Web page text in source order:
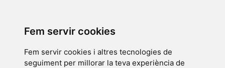
Fem servir cookies
Fem servir cookies i altres tecnologies de
seguiment per millorar la teva experiència de